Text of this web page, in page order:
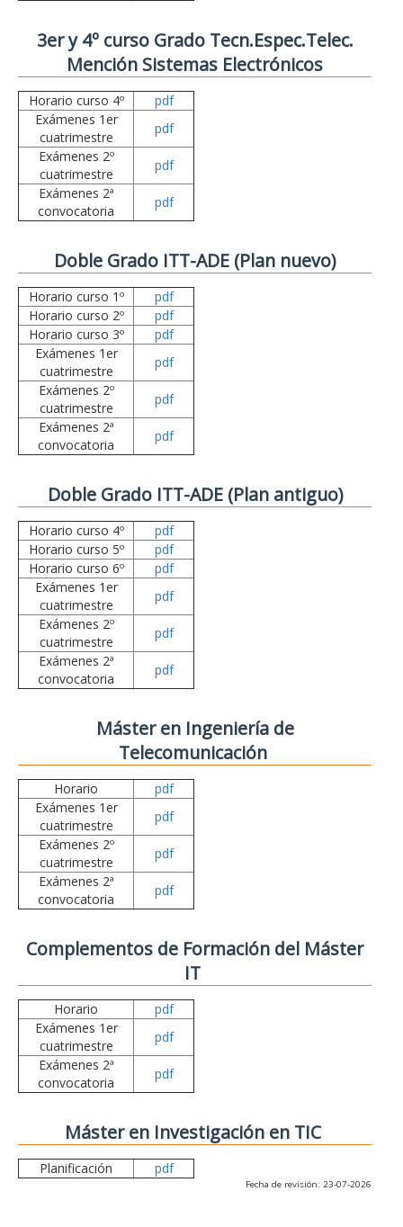
3er y 4º curso Grado Tecn.Espec.Telec.
Mención Sistemas Electrónicos
Horario curso 4º
pdf
Exámenes 1er
cuatrimestre
pdf
Exámenes 2º
cuatrimestre
pdf
Exámenes 2ª
convocatoria
pdf
Doble Grado ITT-ADE (Plan nuevo)
Horario curso 1º
pdf
Horario curso 2º
pdf
Horario curso 3º
pdf
Exámenes 1er
cuatrimestre
pdf
Exámenes 2º
cuatrimestre
pdf
Exámenes 2ª
convocatoria
pdf
Doble Grado ITT-ADE (Plan antiguo)
Horario curso 4º
pdf
Horario curso 5º
pdf
Horario curso 6º
pdf
Exámenes 1er
cuatrimestre
pdf
Exámenes 2º
cuatrimestre
pdf
Exámenes 2ª
convocatoria
pdf
Máster en Ingeniería de
Telecomunicación
Horario
pdf
Exámenes 1er
cuatrimestre
pdf
Exámenes 2º
cuatrimestre
pdf
Exámenes 2ª
convocatoria
pdf
Complementos de Formación del Máster
IT
Horario
pdf
Exámenes 1er
cuatrimestre
pdf
Exámenes 2ª
convocatoria
pdf
Máster en Investigación en TIC
Planificación pdf
Fecha de revisión: 23-07-2026